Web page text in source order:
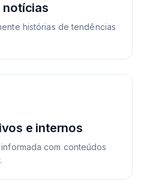
notícias
histórias de tendências
e internos
com conteúdos